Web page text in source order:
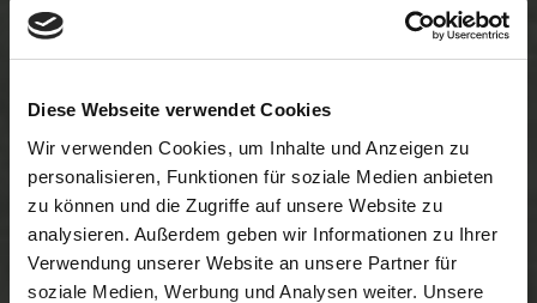
Diese Webseite verwendet Cookies
Wir verwenden Cookies, um Inhalte und Anzeigen zu
personalisieren, Funktionen für soziale Medien anbieten
zu können und die Zugriffe auf unsere Website zu
analysieren. Außerdem geben wir Informationen zu Ihrer
Verwendung unserer Website an unsere Partner für
soziale Medien, Werbung und Analysen weiter. Unsere
steueroptimierten Beratung. Themen wie
Familien-GmbHs u.v.m. hinsichtlich einer
Vermögenswerten innerhalb des Familienverbundes
bilden einen weiteren, wichtigen Baustein unseres